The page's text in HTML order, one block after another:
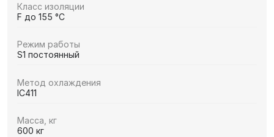
Класс изоляции
F до 155 °C
Режим работы
S1 постоянный
Метод охлаждения
IC411
Масса, кг
600 кг